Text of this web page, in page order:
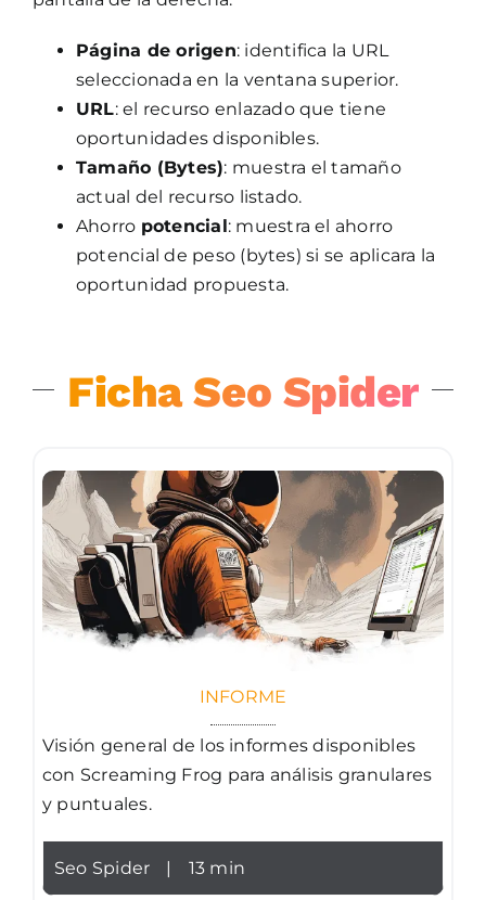
Página de origen: identifica la URL
seleccionada en la ventana superior.
URL: el recurso enlazado que tiene
oportunidades disponibles.
Tamaño (Bytes): muestra el tamaño
actual del recurso listado.
Ahorro potencial: muestra el ahorro
potencial de peso (bytes) si se aplicara la
oportunidad propuesta.
Ficha Seo Spider
INFORME
Visión general de los informes disponibles
con Screaming Frog para análisis granulares
y puntuales.
Seo Spider | 13 min